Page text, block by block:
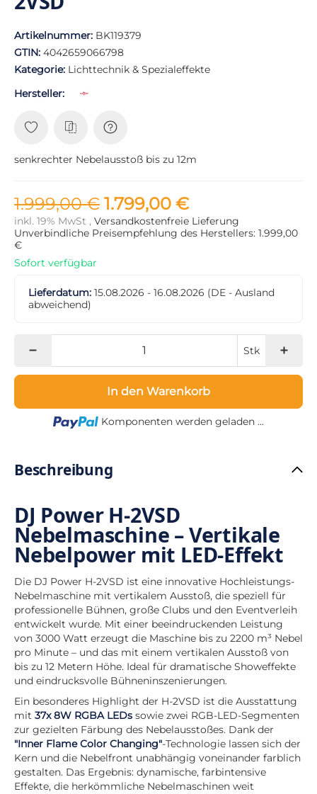
Artikelnummer: BK119379
GTIN: 4042659066798
Kategorie: Lichttechnik & Spezialeffekte
Hersteller:
senkrechter Nebelausstoß bis zu 12m
1.999,00 € 1.799,00 €
inkl. 19% MwSt , Versandkostenfreie Lieferung
Unverbindliche Preisempfehlung des Herstellers: 1.999,00
€
Sofort verfügbar
Lieferdatum: 15.08.2026 - 16.08.2026 (DE - Ausland
abweichend)
Stk
In den Warenkorb
Loading...
Komponenten werden geladen ...
Beschreibung
DJ Power H-2VSD
Nebelmaschine – Vertikale
Nebelpower mit LED-Effekt
Die DJ Power H-2VSD ist eine innovative Hochleistungs-
Nebelmaschine mit vertikalem Ausstoß, die speziell für
professionelle Bühnen, große Clubs und den Eventverleih
entwickelt wurde. Mit einer beeindruckenden Leistung
von 3000 Watt erzeugt die Maschine bis zu 2200 m³ Nebel
pro Minute – und das mit einem vertikalen Ausstoß von
bis zu 12 Metern Höhe. Ideal für dramatische Showeffekte
und eindrucksvolle Bühneninszenierungen.
Ein besonderes Highlight der H-2VSD ist die Ausstattung
mit 37x 8W RGBA LEDs sowie zwei RGB-LED-Segmenten
zur gezielten Färbung des Nebelausstoßes. Dank der
"Inner Flame Color Changing"-Technologie lassen sich der
Kern und die Nebelfront unabhängig voneinander farblich
gestalten. Das Ergebnis: dynamische, farbintensive
Effekte, die herkömmliche Nebelmaschinen weit